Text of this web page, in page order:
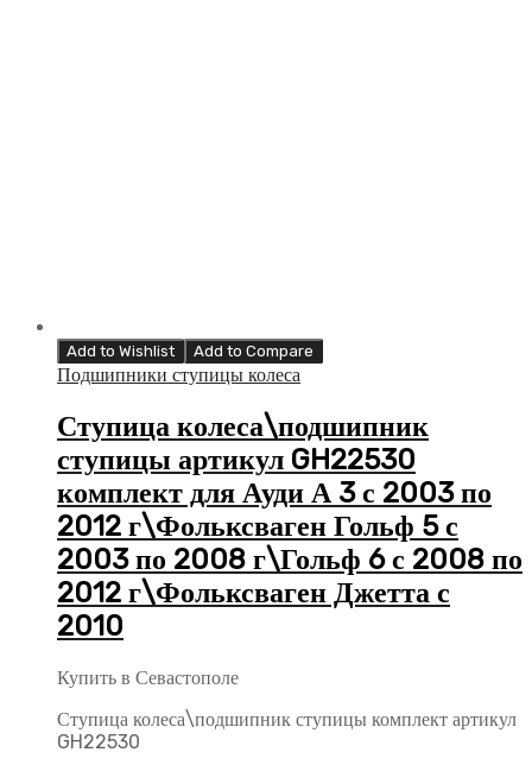
Add to Wishlist Add to Compare
Подшипники ступицы колеса
Ступица колеса\подшипник
ступицы артикул GH22530
комплект для Ауди А 3 с 2003 по
2012 г\Фольксваген Гольф 5 с
2003 по 2008 г\Гольф 6 с 2008 по
2012 г\Фольксваген Джетта с
2010
Купить в Севастополе
Ступица колеса\подшипник ступицы комплект артикул
GH22530